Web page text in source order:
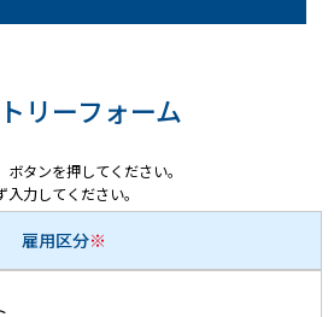
リーフォーム
タンを押してください。
力してください。
雇用区分※